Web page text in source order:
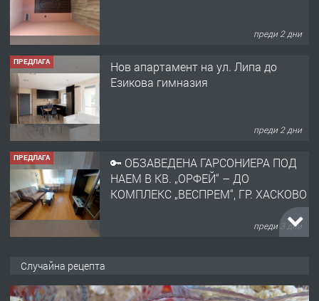
преди 2 дни
ПРЕДЛАГА
Нов апартамент на ул. Липа до
Езикова гимназия
преди 2 дни
ПРЕДЛАГА
🔑 ОБЗАВЕДЕНА ГАРСОНИЕРА ПОД
НАЕМ В КВ. „ОРФЕЙ“ – ДО
КОМПЛЕКС „ВЕСПРЕМ“, ГР. ХАСКОВО
преди 3 дни
АПАРТАМЕНТ В ЦЕНТЪРА НА ГР.
Случайна рецепта